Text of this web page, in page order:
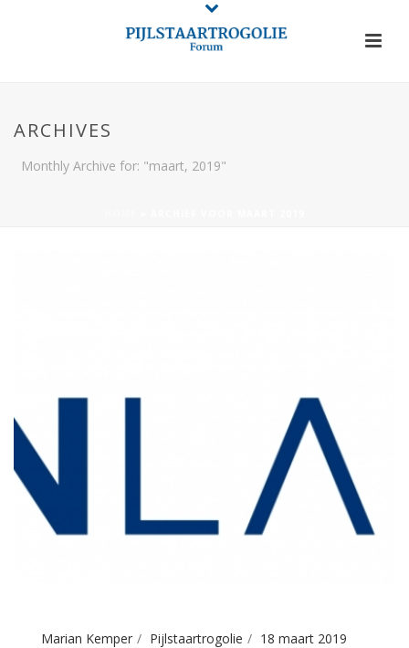
ARCHIVES
Monthly Archive for: "maart, 2019"
Marian Kemper Pijlstaartrogolie 18 maart 2019